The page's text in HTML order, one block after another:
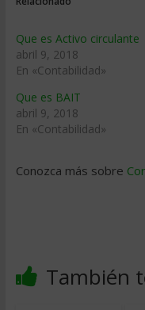
Que es Activo circulante
abril 9, 2018
En «Contabilidad»
Que es BAIT
abril 9, 2018
En «Contabilidad»
Conozca más sobre
También